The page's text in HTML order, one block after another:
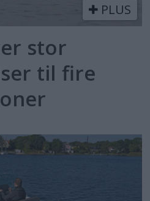
PLUS
stor
til fire